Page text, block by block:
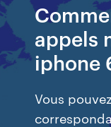
appels
iphone
Vous